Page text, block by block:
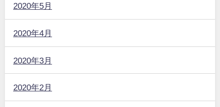
2020年5月
2020年4月
2020年3月
2020年2月